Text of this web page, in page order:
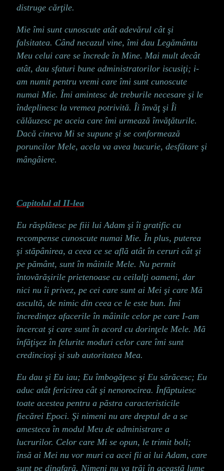
distruge cărţile.
Mie îmi sunt cunoscute atât adevărul cât şi
falsitatea. Când necazul vine, îmi dau Legământu
Meu celui care se încrede în Mine. Mai mult decât
atât, dau sfaturi bune administratorilor iscusiţi; i-
am numit pentru vremi care îmi sunt cunoscute
numai Mie. Îmi amintesc de treburile necesare şi le
îndeplinesc la vremea potrivită. Îi învăţ şi Îi
călăuzesc pe aceia care îmi urmează învăţăturile.
Dacă cineva Mi se supune şi se conformează
poruncilor Mele, acela va avea bucurie, desfătare şi
mângâiere.
Capitolul al II-lea
Eu răsplătesc pe fiii lui Adam şi îi gratific cu
recompense cunoscute numai Mie. În plus, puterea
şi stăpânirea, a ceea ce se află atât în ceruri cât şi
pe pământ, sunt în mâinile Mele. Nu permit
întovărășirile prietenoase cu ceilalţi oameni, dar
nici nu îi privez, pe cei care sunt ai Mei şi care Mă
ascultă, de nimic din ceea ce le este bun. Îmi
încredinţez afacerile în mâinile celor pe care I-am
încercat şi care sunt în acord cu dorinţele Mele. Mă
înfăţişez în felurite moduri celor care îmi sunt
credincioşi şi sub autoritatea Mea.
Eu dau şi Eu iau; Eu îmbogăţesc şi Eu sărăcesc; Eu
aduc atât fericirea cât şi nenorocirea. Înfăptuiesc
toate acestea pentru a păstra caracteristicile
fiecărei Epoci. Şi nimeni nu are dreptul de a se
amesteca în modul Meu de administrare a
lucrurilor. Celor care Mi se opun, le trimit boli;
însă ai Mei nu vor muri ca acei fii ai lui Adam, care
sunt pe dinafară. Nimeni nu va trăi în această lume